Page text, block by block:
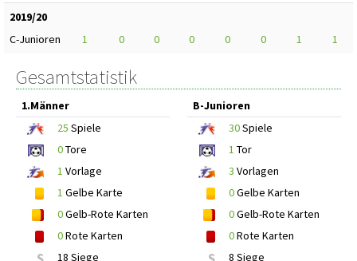
2019/20
C-Junioren
1 0 0 0 0 0 1 1
Gesamtstatistik
1.Männer
25 Spiele
0Tore
1 Vorlage
1 Gelbe Karte
0Gelb-Rote Karten
0Rote Karten
18 Siege
B-Junioren
30Spiele
1 Tor
3 Vorlagen
0Gelbe Karten
0Gelb-Rote Karten
0Rote Karten
8 Siege